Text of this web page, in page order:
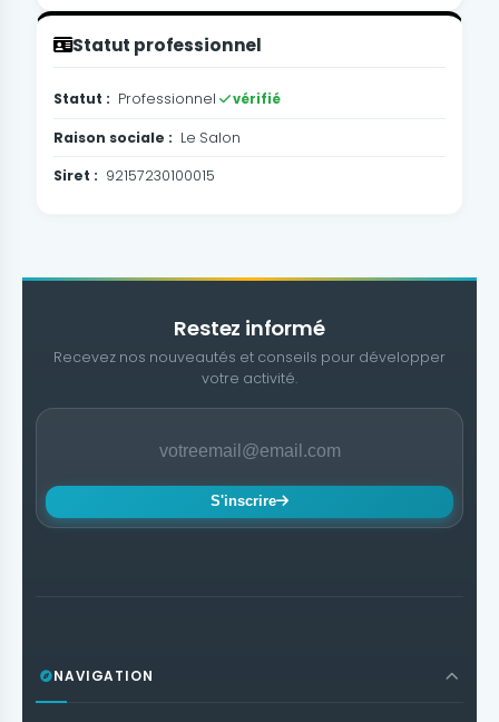
Statut professionnel
Statut : Professionnel vérifié
Raison sociale : Le Salon
Siret : 92157230100015
Restez informé
Recevez nos nouveautés et conseils pour développer
votre activité.
S'inscrire
NAVIGATION